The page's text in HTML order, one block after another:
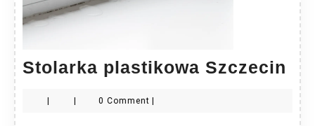
Stolarka plastikowa Szczecin
| | 0 Comment |